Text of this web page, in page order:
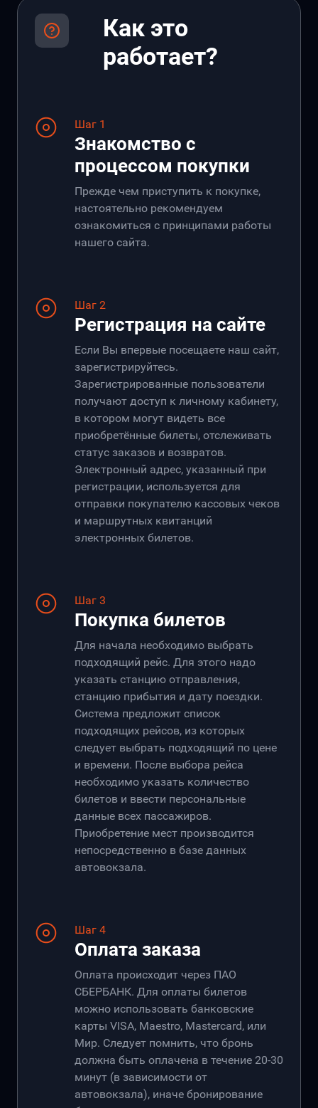
Как это
работает?
Шаг 1
Знакомство с
процессом покупки
Прежде чем приступить к покупке,
настоятельно рекомендуем
ознакомиться с принципами работы
нашего сайта.
Шаг 2
Регистрация на сайте
Если Вы впервые посещаете наш сайт,
зарегистрируйтесь.
Зарегистрированные пользователи
получают доступ к личному кабинету,
в котором могут видеть все
приобретённые билеты, отслеживать
статус заказов и возвратов.
Электронный адрес, указанный при
регистрации, используется для
отправки покупателю кассовых чеков
и маршрутных квитанций
электронных билетов.
Шаг 3
Покупка билетов
Для начала необходимо выбрать
подходящий рейс. Для этого надо
указать станцию отправления,
станцию прибытия и дату поездки.
Система предложит список
подходящих рейсов, из которых
следует выбрать подходящий по цене
и времени. После выбора рейса
необходимо указать количество
билетов и ввести персональные
данные всех пассажиров.
Приобретение мест производится
непосредственно в базе данных
автовокзала.
Шаг 4
Оплата заказа
Оплата происходит через ПАО
СБЕРБАНК. Для оплаты билетов
можно использовать банковские
карты VISA, Maestro, Mastercard, или
Мир. Следует помнить, что бронь
должна быть оплачена в течение 20-30
минут (в зависимости от
автовокзала), иначе бронирование